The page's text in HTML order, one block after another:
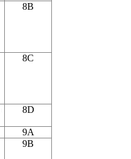
8B
8C
8D
9A
9B